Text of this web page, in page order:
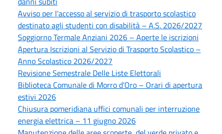
Avviso per l'accesso al servizio di trasporto scolastico
destinato agli studenti con disabilità – A.S. 2026/2027
Soggiorno Termale Anziani 2026 – Aperte le iscrizioni
Apertura Iscrizioni al Servizio di Trasporto Scolastico –
Anno Scolastico 2026/2027
Revisione Semestrale Delle Liste Elettorali
Biblioteca Comunale di Morro d’Oro – Orari di apertura
estivi 2026
Chiusura pomeridiana uffici comunali per interruzione
energia elettrica – 11 giugno 2026